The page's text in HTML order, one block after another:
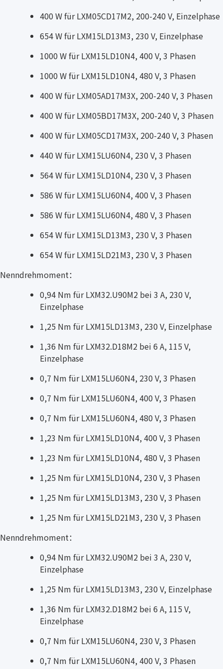
400 W für LXM05CD17M2, 200-240 V, Einzelphase
654 W für LXM15LD13M3, 230 V, Einzelphase
1000 W für LXM15LD10N4, 400 V, 3 Phasen
1000 W für LXM15LD10N4, 480 V, 3 Phasen
400 W für LXM05AD17M3X, 200-240 V, 3 Phasen
400 W für LXM05BD17M3X, 200-240 V, 3 Phasen
400 W für LXM05CD17M3X, 200-240 V, 3 Phasen
440 W für LXM15LU60N4, 230 V, 3 Phasen
564 W für LXM15LD10N4, 230 V, 3 Phasen
586 W für LXM15LU60N4, 400 V, 3 Phasen
586 W für LXM15LU60N4, 480 V, 3 Phasen
654 W für LXM15LD13M3, 230 V, 3 Phasen
654 W für LXM15LD21M3, 230 V, 3 Phasen
Nenndrehmoment：
0,94 Nm für LXM32.U90M2 bei 3 A, 230 V,
Einzelphase
1,25 Nm für LXM15LD13M3, 230 V, Einzelphase
1,36 Nm für LXM32.D18M2 bei 6 A, 115 V,
Einzelphase
0,7 Nm für LXM15LU60N4, 230 V, 3 Phasen
0,7 Nm für LXM15LU60N4, 400 V, 3 Phasen
0,7 Nm für LXM15LU60N4, 480 V, 3 Phasen
1,23 Nm für LXM15LD10N4, 400 V, 3 Phasen
1,23 Nm für LXM15LD10N4, 480 V, 3 Phasen
1,25 Nm für LXM15LD10N4, 230 V, 3 Phasen
1,25 Nm für LXM15LD13M3, 230 V, 3 Phasen
1,25 Nm für LXM15LD21M3, 230 V, 3 Phasen
Nenndrehmoment：
0,94 Nm für LXM32.U90M2 bei 3 A, 230 V,
Einzelphase
1,25 Nm für LXM15LD13M3, 230 V, Einzelphase
1,36 Nm für LXM32.D18M2 bei 6 A, 115 V,
Einzelphase
0,7 Nm für LXM15LU60N4, 230 V, 3 Phasen
0,7 Nm für LXM15LU60N4, 400 V, 3 Phasen